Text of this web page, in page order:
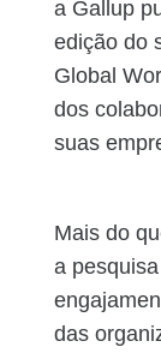
a Gallup
edição do
Global
dos
suas
Mais do
a
das